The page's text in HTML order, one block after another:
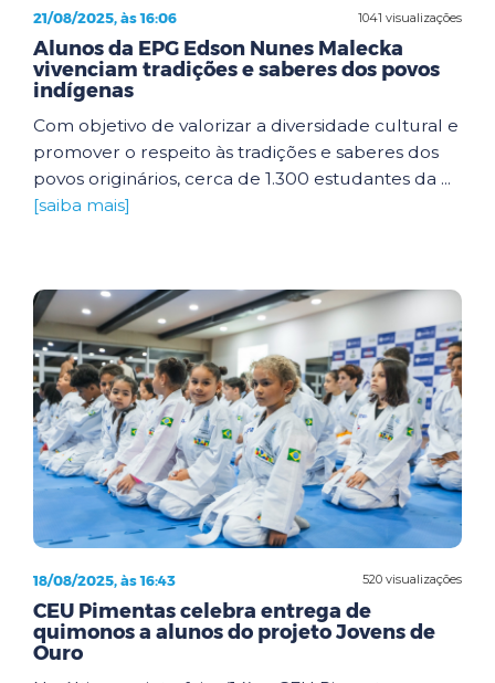
1041 visualizações
21/08/2025, às 16:06
Alunos da EPG Edson Nunes Malecka
vivenciam tradições e saberes dos povos
indígenas
Com objetivo de valorizar a diversidade cultural e
promover o respeito às tradições e saberes dos
povos originários, cerca de 1.300 estudantes da ...
[saiba mais]
520 visualizações
18/08/2025, às 16:43
CEU Pimentas celebra entrega de
quimonos a alunos do projeto Jovens de
Ouro